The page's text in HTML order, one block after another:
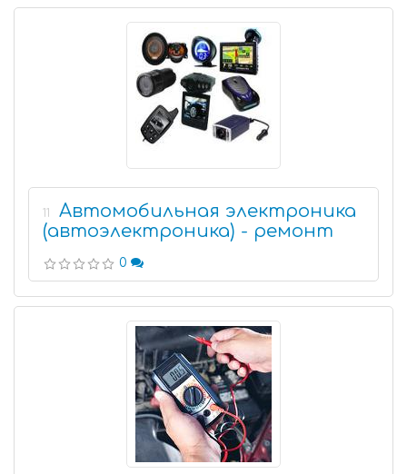
11
Автомобильная электроника
(автоэлектроника) - ремонт
0